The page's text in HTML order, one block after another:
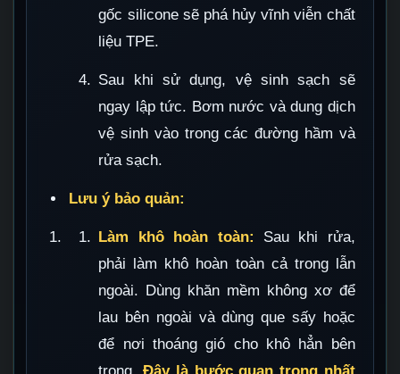
gốc silicone sẽ phá hủy vĩnh viễn chất
liệu TPE.
Sau khi sử dụng, vệ sinh sạch sẽ
ngay lập tức. Bơm nước và dung dịch
vệ sinh vào trong các đường hầm và
rửa sạch.
Lưu ý bảo quản:
Làm khô hoàn toàn: Sau khi rửa,
phải làm khô hoàn toàn cả trong lẫn
ngoài. Dùng khăn mềm không xơ để
lau bên ngoài và dùng que sấy hoặc
để nơi thoáng gió cho khô hẳn bên
trong.Đây là bước quan trọng nhất